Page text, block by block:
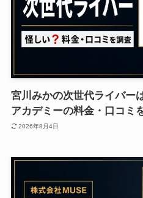
宮川みかの次世代ライバー
アカデミーの料金・口コミ
2026年8月4日